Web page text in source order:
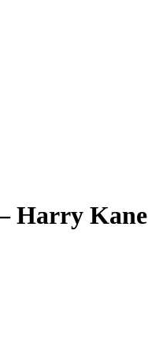
Harry Kane